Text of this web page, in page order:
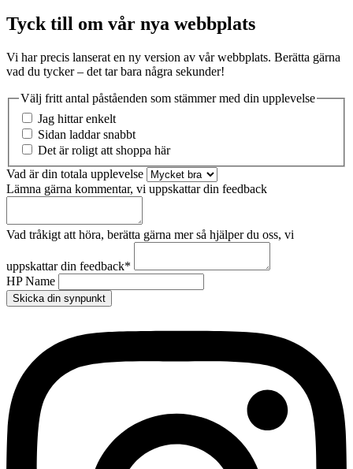
Tyck till om vår nya webbplats
Vi har precis lanserat en ny version av vår webbplats. Berätta gärna
vad du tycker – det tar bara några sekunder!
Välj fritt antal påståenden som stämmer med din upplevelse
Jag hittar enkelt
Sidan laddar snabbt
Det är roligt att shoppa här
Vad är din totala upplevelse
Lämna gärna kommentar, vi uppskattar din feedback
Vad tråkigt att höra, berätta gärna mer så hjälper du oss, vi
uppskattar din feedback*
HP Name
Skicka din synpunkt